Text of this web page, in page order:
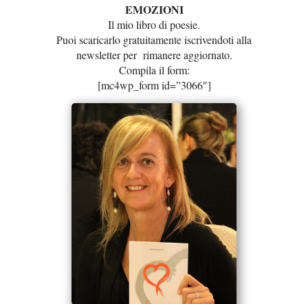
EMOZIONI
Il mio libro di poesie.
Puoi scaricarlo gratuitamente iscrivendoti alla
newsletter per rimanere aggiornato.
Compila il form:
[mc4wp_form id=”3066″]